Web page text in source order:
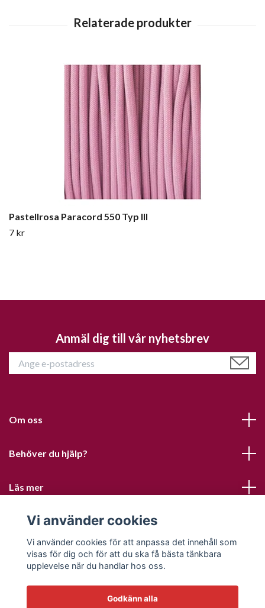
Pastellrosa Paracord 550 Typ III
7 kr
Anmäl dig till vår nyhetsbrev
Om oss
Behöver du hjälp?
Läs mer
Sociala medier
Vi använder cookies
Vi använder cookies för att anpassa det innehåll som
visas för dig och för att du ska få bästa tänkbara
upplevelse när du handlar hos oss.
Godkänn alla